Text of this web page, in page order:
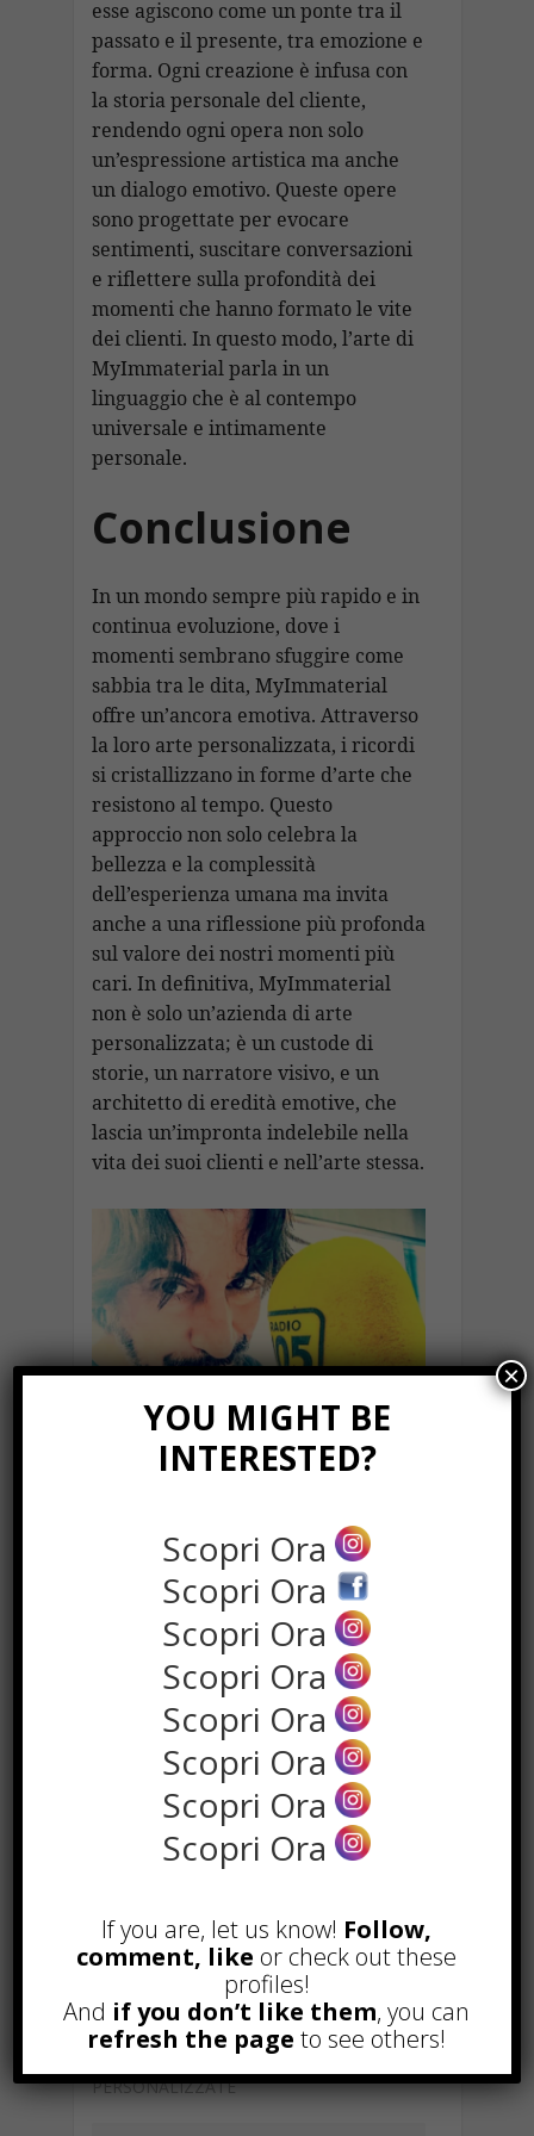
esse agiscono come un ponte tra il
passato e il presente, tra emozione e
forma. Ogni creazione è infusa con
la storia personale del cliente,
rendendo ogni opera non solo
un’espressione artistica ma anche
un dialogo emotivo. Queste opere
sono progettate per evocare
sentimenti, suscitare conversazioni
e riflettere sulla profondità dei
momenti che hanno formato le vite
dei clienti. In questo modo, l’arte di
MyImmaterial parla in un
linguaggio che è al contempo
universale e intimamente
personale.
Conclusione
In un mondo sempre più rapido e in
continua evoluzione, dove i
momenti sembrano sfuggire come
sabbia tra le dita, MyImmaterial
offre un’ancora emotiva. Attraverso
la loro arte personalizzata, i ricordi
si cristallizzano in forme d’arte che
resistono al tempo. Questo
approccio non solo celebra la
bellezza e la complessità
dell’esperienza umana ma invita
anche a una riflessione più profonda
sul valore dei nostri momenti più
cari. In definitiva, MyImmaterial
non è solo un’azienda di arte
personalizzata; è un custode di
storie, un narratore visivo, e un
architetto di eredità emotive, che
lascia un’impronta indelebile nella
vita dei suoi clienti e nell’arte stessa.
F
ac
e
b
o
W
h
at
s
A
X T
el
e
gr
a
Li
n
k
e
dI
S
n
a
p
c
G
m
ai
l
E
m
ai
l
C
o
p
y
C
o
n
di
PERSONALIZZATE
YOU MIGHT BE
INTERESTED?
Scopri Ora
Scopri Ora
Scopri Ora
Scopri Ora
Scopri Ora
Scopri Ora
Scopri Ora
Scopri Ora
If you are, let us know! Follow,
comment, like or check out these
profiles!
And if you don’t like them, you can
refresh the page to see others!
×